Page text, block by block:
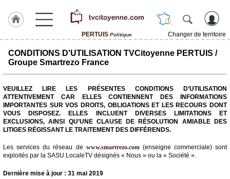
PERTUIS Politique
Changer de territoire
Accueil
ACCUEIL
PERTUIS
Rubrique
Agenda
CONDITIONS D'UTILISATION TVCitoyenne PERTUIS /
Groupe Smartrezo France
VEUILLEZ LIRE LES PRÉSENTES CONDITIONS D’UTILISATION
ATTENTIVEMENT CAR ELLES CONTIENNENT DES INFORMATIONS
IMPORTANTES SUR VOS DROITS, OBLIGATIONS ET LES RECOURS DONT
VOUS DISPOSEZ. ELLES INCLUENT DIVERSES LIMITATIONS ET
EXCLUSIONS, AINSI QU’UNE CLAUSE DE RÉSOLUTION AMIABLE DES
LITIGES RÉGISSANT LE TRAITEMENT DES DIFFÉRENDS.
Les services du réseau de www.smartrezo.com(enseigne commerciale) sont
exploités par la SASU LocaleTV désignés « Nous » ou la « Société ».
Dernière mise à jour : 31 mai 2019